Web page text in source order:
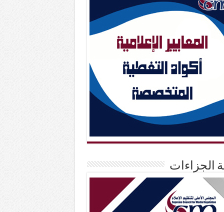
الجزاءات